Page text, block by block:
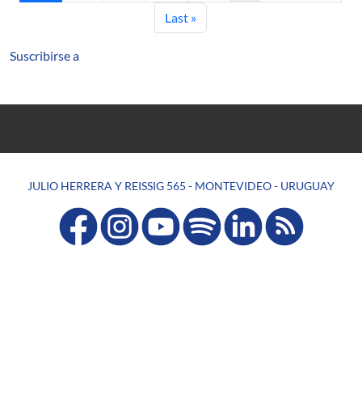
Última página
Last »
Suscribirse a
JULIO HERRERA Y REISSIG 565 - MONTEVIDEO - URUGUAY